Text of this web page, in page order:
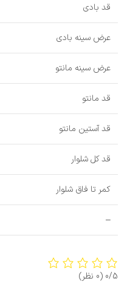
قد بادی
عرض سینه بادی
عرض سینه مانتو
قد مانتو
قد آستین مانتو
قد کل شلوار
کمر تا فاق شلوار
–
0/5 (0 نظر)